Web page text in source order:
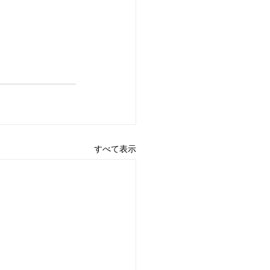
すべて表示